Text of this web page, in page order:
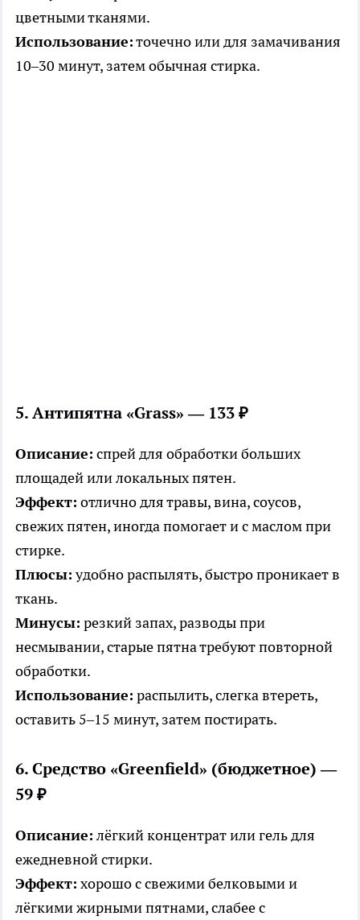
цветными тканями.
Использование:точечно или для замачивания
10–30 минут, затем обычная стирка.
5. Антипятна «Grass» — 133 ₽
Описание: спрей для обработки больших
площадей или локальных пятен.
Эффект: отлично для травы, вина, соусов,
свежих пятен, иногда помогает и с маслом при
стирке.
Плюсы:удобно распылять, быстро проникает в
ткань.
Минусы: резкий запах, разводы при
несмывании, старые пятна требуют повторной
обработки.
Использование: распылить, слегка втереть,
оставить 5–15 минут, затем постирать.
6. Средство «Greenfield» (бюджетное) —
59 ₽
Описание: лёгкий концентрат или гель для
ежедневной стирки.
Эффект: хорошо с свежими белковыми и
лёгкими жирными пятнами, слабее с